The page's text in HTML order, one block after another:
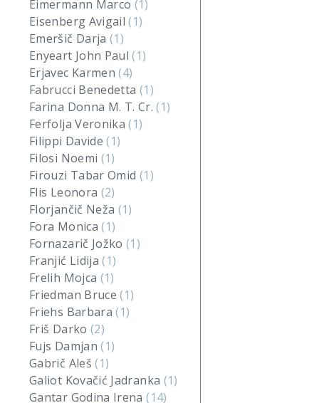
Eimermann Marco (1)
Eisenberg Avigail(1)
Emeršič Darja(1)
Enyeart John Paul(1)
Erjavec Karmen(4)
Fabrucci Benedetta (1)
Farina Donna M. T. Cr.(1)
Ferfolja Veronika(1)
Filippi Davide(1)
Filosi Noemi (1)
Firouzi Tabar Omid (1)
Flis Leonora (2)
Florjančič Neža (1)
Fora Monica(1)
Fornazarič Jožko(1)
Franjić Lidija(1)
Frelih Mojca (1)
Friedman Bruce(1)
Friehs Barbara(1)
Friš Darko (2)
Fujs Damjan(1)
Gabrič Aleš(1)
Galiot Kovačić Jadranka (1)
Gantar Godina Irena(14)